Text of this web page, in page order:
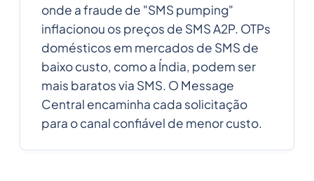
onde a fraude de "SMS pumping"
inflacionou os preços de SMS A2P. OTPs
domésticos em mercados de SMS de
baixo custo, como a Índia, podem ser
mais baratos via SMS. O Message
Central encaminha cada solicitação
para o canal confiável de menor custo.